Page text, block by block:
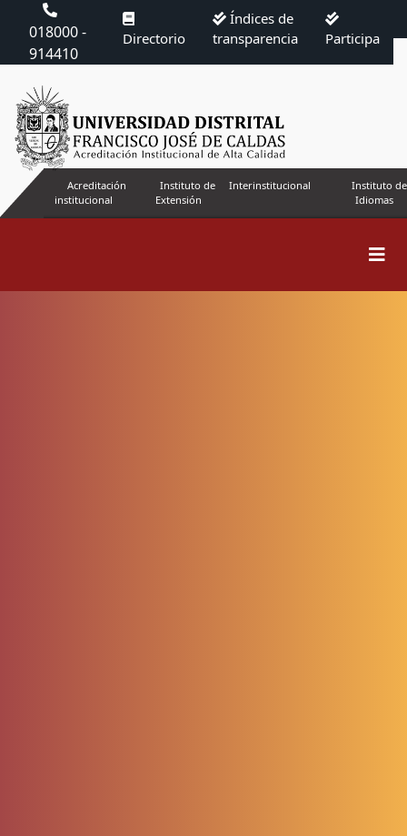
018000 -
914410
Directorio
Índices de
transparencia
Participa
Acreditación
institucional
Instituto de
Extensión
Interinstitucional
Instituto de
Idiomas